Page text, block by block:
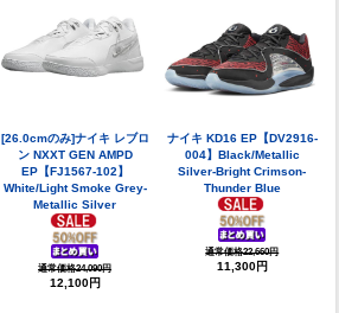
[26.0cmのみ]ナイキ レブロ
ン NXXT GEN AMPD
EP【FJ1567-102】
White/Light Smoke Grey-
Metallic Silver
通常価格24,090円
12,100円
ナイキ KD16 EP【DV2916-
004】Black/Metallic
Silver-Bright Crimson-
Thunder Blue
通常価格22,660円
11,300円